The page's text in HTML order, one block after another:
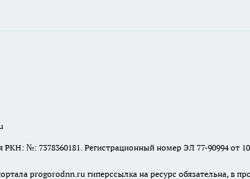
№: 7378360181. Регистрационный номер ЭЛ 77-90994 от
progorodnn.ru гиперссылка на ресурс обязательна, в